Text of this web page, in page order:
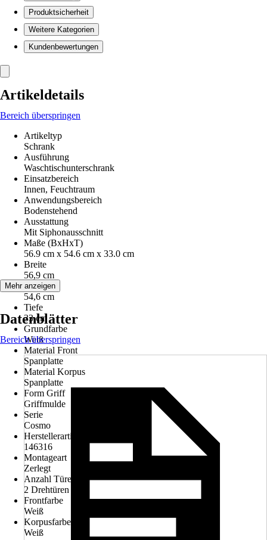
Produktsicherheit
Weitere Kategorien
Kundenbewertungen
Artikeldetails
Bereich überspringen
Artikeltyp
Schrank
Ausführung
Waschtischunterschrank
Einsatzbereich
Innen, Feuchtraum
Anwendungsbereich
Bodenstehend
Ausstattung
Mit Siphonausschnitt
Maße (BxHxT)
56.9 cm x 54.6 cm x 33.0 cm
Breite
56,9 cm
Höhe
54,6 cm
Tiefe
33 cm
Grundfarbe
Weiß
Material Front
Spanplatte
Material Korpus
Spanplatte
Form Griff
Griffmulde
Serie
Cosmo
Herstellerartikelnummer
146316
Montageart
Zerlegt
Anzahl Türen
2 Drehtüren
Frontfarbe
Weiß
Korpusfarbe
Weiß
Mehr anzeigen
Datenblätter
Bereich überspringen